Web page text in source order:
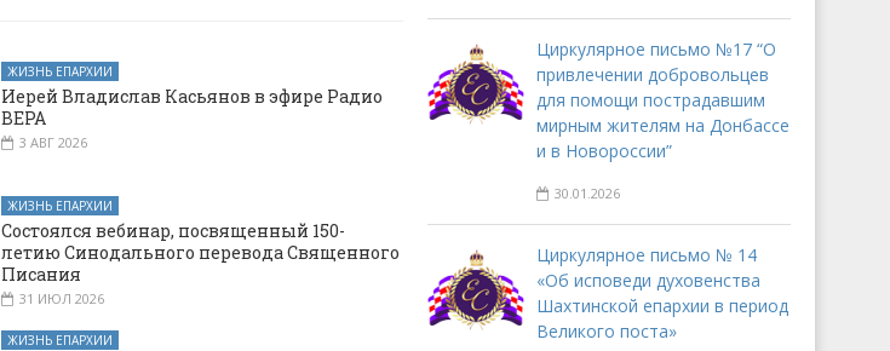
ЖИЗНЬ ЕПАРХИИ
Иерей Владислав Касьянов в эфире Радио
ВЕРА
3 АВГ 2026
ЖИЗНЬ ЕПАРХИИ
Состоялся вебинар, посвященный 150-
летию Синодального перевода Священного
Писания
31 ИЮЛ 2026
ЖИЗНЬ ЕПАРХИИ
Циркулярное письмо №17 “О
привлечении добровольцев
для помощи пострадавшим
мирным жителям на Донбассе
и в Новороссии”
30.01.2026
Циркулярное письмо № 14
«Об исповеди духовенства
Шахтинской епархии в период
Великого поста»